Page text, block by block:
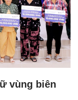
vùng biên